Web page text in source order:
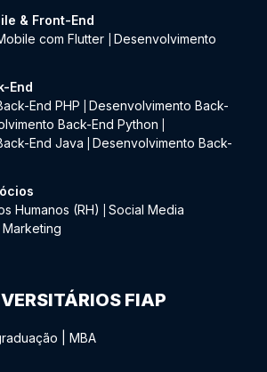
& Front-End
com Flutter
Desenvolvimento
End
End PHP
Desenvolvimento Back-
Back-End Python
End Java
Desenvolvimento Back-
Humanos (RH)
Social Media
FIAP
MBA